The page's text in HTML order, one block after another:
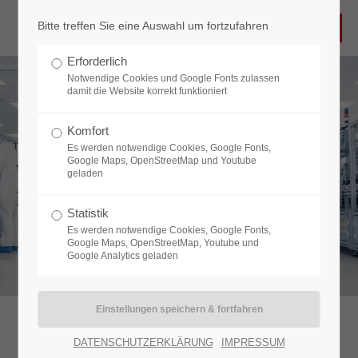
Benutzername
Passwort
Anmelden
Register|Lost your password?
Support
Referenzen
WELTWEIT EINE GUTE
REFERENZ
Wir denken, entwickeln und handeln
Bitte treffen Sie eine Auswahl um fortzufahren
Erforderlich
Notwendige Cookies und Google Fonts zulassen
damit die Website korrekt funktioniert
Komfort
Es werden notwendige Cookies, Google Fonts,
Google Maps, OpenStreetMap und Youtube
geladen
Statistik
Es werden notwendige Cookies, Google Fonts,
Google Maps, OpenStreetMap, Youtube und
Google Analytics geladen
DATENSCHUTZERKLÄRUNG IMPRESSUM